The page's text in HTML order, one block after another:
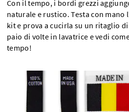
Con il tempo, i bordi grezzi
naturale e rustico. Testa con
kit e prova a cucirla su un ritaglio
paio di volte in lavatrice e vedi
tempo!